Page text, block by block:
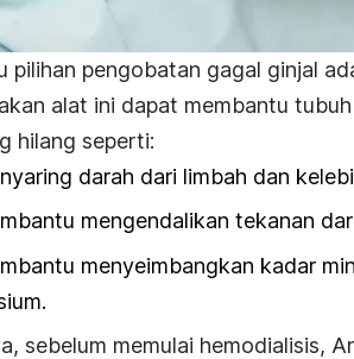
pilihan pengobatan gagal ginjal
alat ini dapat membantu
hilang seperti:
darah dari limbah dan
mengendalikan tekanan
menyeimbangkan kadar
sebelum memulai hemodialisis,